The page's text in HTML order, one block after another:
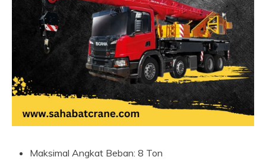
Maksimal Angkat Beban: 8 Ton